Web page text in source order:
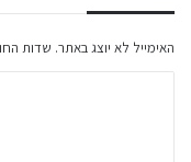
האימייל לא יוצג באתר. שדות